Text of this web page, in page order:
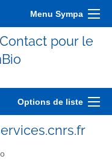
Menu Sympa
pour le
Options de liste